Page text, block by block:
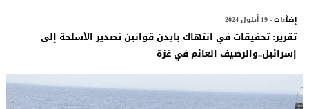
إضآءات- 19 أيلول 2024
تقرير: تحقيقات في انتهاك بايدن قوانين تصدير الأسلحة إلى
إسرائيل..والرصيف العائم في غزة